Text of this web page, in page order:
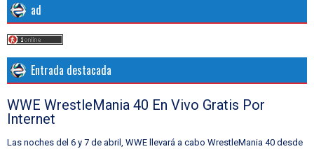
ad
Entrada destacada
WWE WrestleMania 40 En Vivo Gratis Por
Internet
Las noches del 6 y 7 de abril, WWE llevará a cabo WrestleMania 40 desde